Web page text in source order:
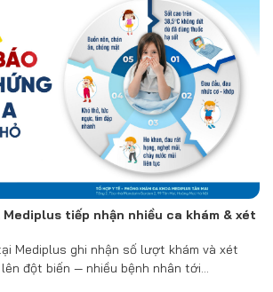
Mediplus tiếp nhận nhiều ca khám & xét
Mediplus ghi nhận số lượt khám và xét
đột biến — nhiều bệnh nhân tới…